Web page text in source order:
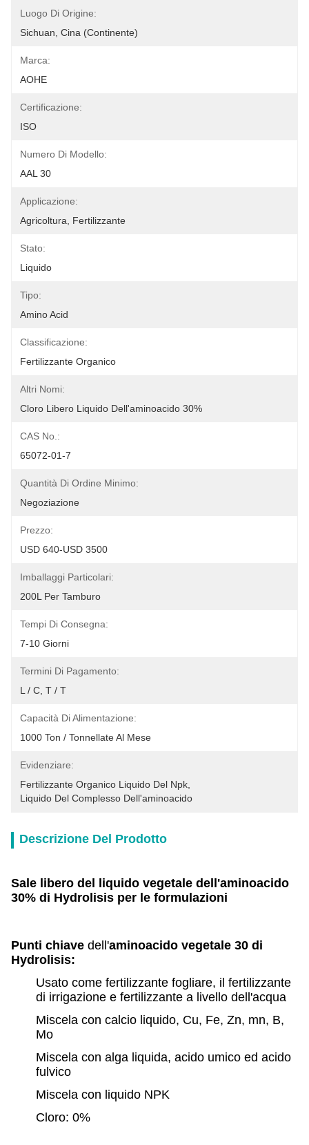
Luogo Di Origine:
Sichuan, Cina (continente)
Marca:
AOHE
Certificazione:
ISO
Numero Di Modello:
AAL 30
Applicazione:
Agricoltura, Fertilizzante
Stato:
Liquido
Tipo:
Amino Acid
Classificazione:
Fertilizzante Organico
Altri Nomi:
Cloro Libero Liquido Dell'aminoacido 30%
CAS No.:
65072-01-7
Quantità Di Ordine Minimo:
Negoziazione
Prezzo:
USD 640-USD 3500
Imballaggi Particolari:
200L Per Tamburo
Tempi Di Consegna:
7-10 Giorni
Termini Di Pagamento:
L / C, T / T
Capacità Di Alimentazione:
1000 Ton / Tonnellate Al Mese
Evidenziare:
Fertilizzante Organico Liquido Del Npk
Liquido Del Complesso Dell'aminoacido
Descrizione Del Prodotto
Sale libero del liquido vegetale dell'aminoacido
30% di Hydrolisis per le formulazioni
Punti chiave dell'aminoacido vegetale 30 di
Hydrolisis:
Usato come fertilizzante fogliare, il fertilizzante
di irrigazione e fertilizzante a livello dell'acqua
Miscela con calcio liquido, Cu, Fe, Zn, mn, B,
Mo
Miscela con alga liquida, acido umico ed acido
fulvico
Miscela con liquido NPK
Cloro: 0%